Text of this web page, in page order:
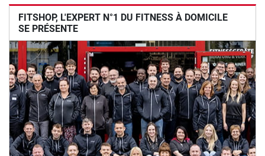
FITSHOP, L'EXPERT N°1 DU FITNESS À DOMICILE
SE PRÉSENTE